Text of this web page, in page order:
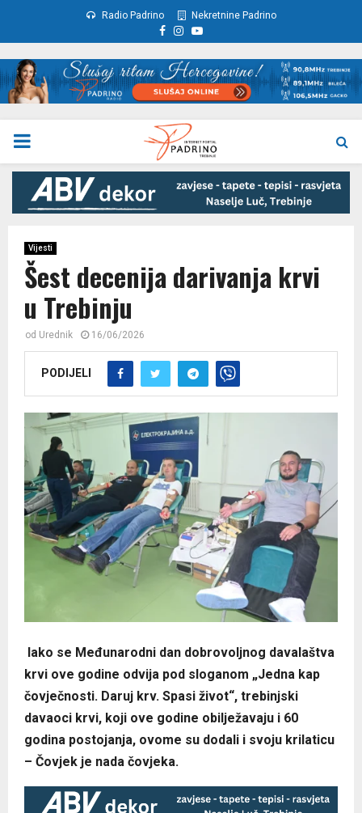
Radio Padrino Nekretnine Padrino
Facebook
Instagram
Youtube
PRIMARY
MENU
Vijesti
Šest decenija darivanja krvi
u Trebinju
od Urednik 16/06/2026
PODIJELI
Iako se Međunarodni dan dobrovoljnog davalaštva
krvi ove godine odvija pod sloganom „Jedna kap
čovječnosti. Daruj krv. Spasi život“, trebinjski
davaoci krvi, koji ove godine obilježavaju i 60
godina postojanja, ovome su dodali i svoju krilaticu
– Čovjek je nada čovjeka.